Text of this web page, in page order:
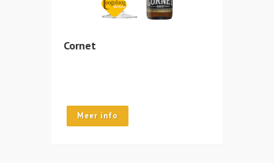
Cornet
Meer info